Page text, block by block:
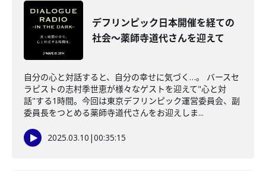
デフリンピック日本開催を経ての
社会～薬師寺道代さんを迎えて
自分の心と対話すると、自分の幸せに気づく…。 バースセ
ラピストの志村季世恵が様々なゲストを迎えて"心と対
話"する1時間。今回は東京デフリンピック運営委員会、副
委員長をつとめる薬師寺道代さんをお迎えしま...
2025.03.10 |00:35:15